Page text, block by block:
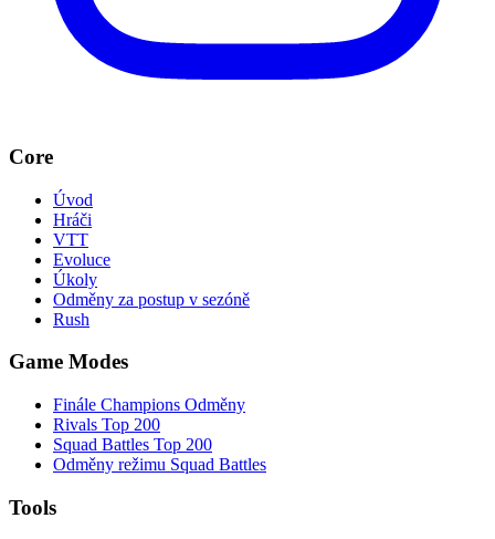
Core
Úvod
Hráči
VTT
Evoluce
Úkoly
Odměny za postup v sezóně
Rush
Game Modes
Finále Champions Odměny
Rivals Top 200
Squad Battles Top 200
Odměny režimu Squad Battles
Tools